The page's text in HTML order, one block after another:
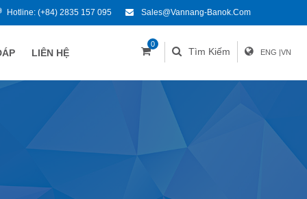
Hotline: (+84) 2835 157 095 Sales@vannang-Banok.com
LIÊN HỆ
0
Tìm Kiếm ENG |VN